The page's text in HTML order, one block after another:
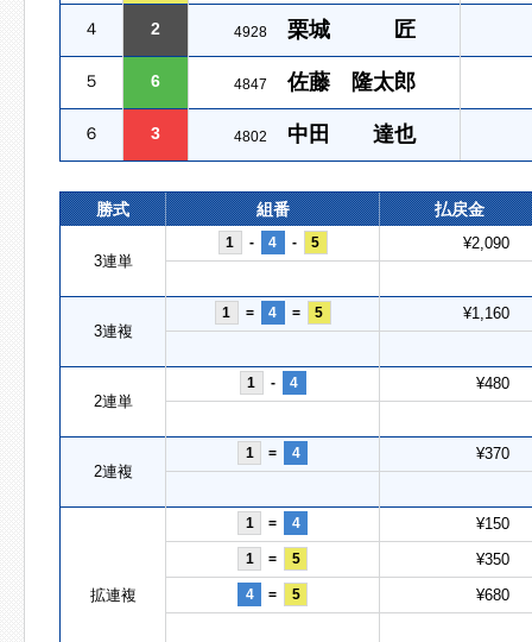
４ 2 4928 栗城 匠
５ 6 4847 佐藤 隆太郎
６ 3 4802 中田 達也
勝式 組番 払戻金
3連単
1 - 4 - 5 ¥2,090
3連複
1 = 4 = 5 ¥1,160
2連単
1 - 4 ¥480
2連複
1 = 4 ¥370
拡連複
1 = 4 ¥150
1 = 5 ¥350
4 = 5 ¥680